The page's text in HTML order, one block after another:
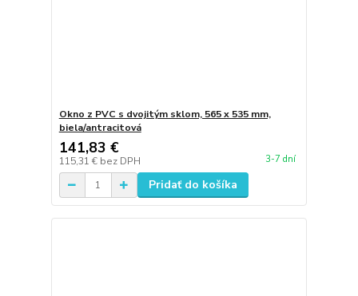
Okno z PVC s dvojitým sklom, 565 x 535 mm,
biela/antracitová
141,83 €
115,31 € bez DPH 3-7 dní
Pridať do košíka